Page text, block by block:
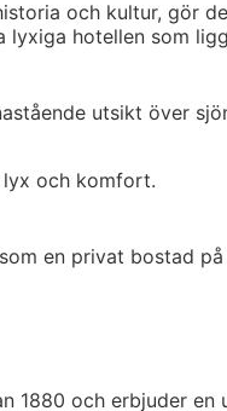
och kultur, gör
hotellen som
utsikt över
lyx och komfort.
en privat bostad
1880 och erbjuder